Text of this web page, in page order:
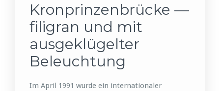
Kronprinzenbrücke —
filigran und mit
ausgeklügelter
Beleuchtung
Im April 1991 wurde ein internationaler